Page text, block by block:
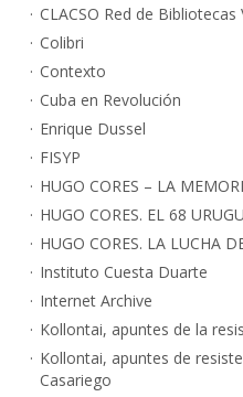
CLACSO Red de Bibliotecas
Colibri
Contexto
Cuba en Revolución
Enrique Dussel
FISYP
HUGO CORES – LA
HUGO CORES. EL 68
HUGO CORES. LA LUCHA
Instituto Cuesta Duarte
Internet Archive
Kollontai, apuntes de la
Kollontai, apuntes de
Casariego